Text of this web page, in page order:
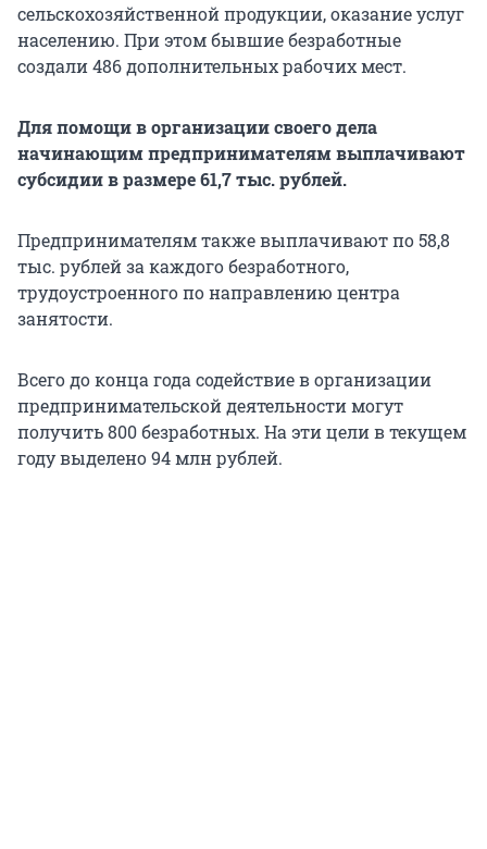
сельскохозяйственной продукции, оказание услуг
населению. При этом бывшие безработные
создали 486 дополнительных рабочих мест.
Для помощи в организации своего дела
начинающим предпринимателям выплачивают
субсидии в размере 61,7 тыс. рублей.
Предпринимателям также выплачивают по 58,8
тыс. рублей за каждого безработного,
трудоустроенного по направлению центра
занятости.
Всего до конца года содействие в организации
предпринимательской деятельности могут
получить 800 безработных. На эти цели в текущем
году выделено 94 млн рублей.